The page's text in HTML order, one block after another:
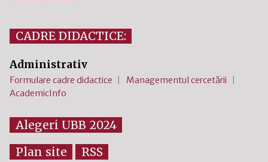
CADRE DIDACTICE:
Administrativ
Formulare cadre didactice
Managementul cercetării
AcademicInfo
Alegeri UBB 2024
Plan site
RSS